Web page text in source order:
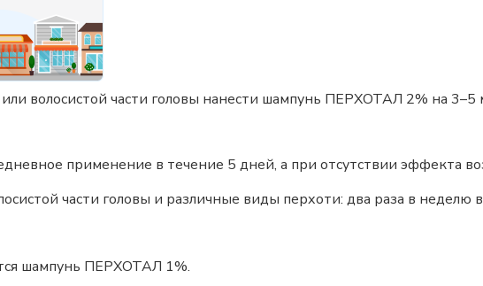
волосистой части головы нанести шампунь ПЕРХОТАЛ 2% на
применение в течение 5 дней, а при отсутствии эффекта
части головы и различные виды перхоти: два раза в неделю
шампунь ПЕРХОТАЛ 1%.